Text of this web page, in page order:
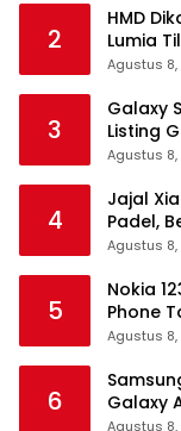
2
HMD
Lumia
Agustus
3
Galaxy
Listing
Agustus
4
Jajal
Padel,
Agustus
5
Nokia
Phone
Agustus
6
Galaxy
Agustus